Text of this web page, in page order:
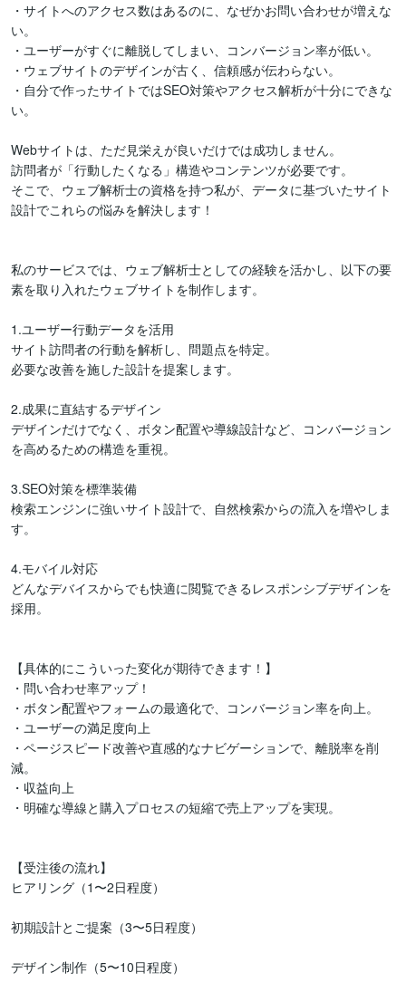
・サイトへのアクセス数はあるのに、なぜかお問い合わせが増えな
い。
・ユーザーがすぐに離脱してしまい、コンバージョン率が低い。
・ウェブサイトのデザインが古く、信頼感が伝わらない。
・自分で作ったサイトではSEO対策やアクセス解析が十分にできな
い。
Webサイトは、ただ見栄えが良いだけでは成功しません。
訪問者が「行動したくなる」構造やコンテンツが必要です。
そこで、ウェブ解析士の資格を持つ私が、データに基づいたサイト
設計でこれらの悩みを解決します！
私のサービスでは、ウェブ解析士としての経験を活かし、以下の要
素を取り入れたウェブサイトを制作します。
1.ユーザー行動データを活用
サイト訪問者の行動を解析し、問題点を特定。
必要な改善を施した設計を提案します。
2.成果に直結するデザイン
デザインだけでなく、ボタン配置や導線設計など、コンバージョン
を高めるための構造を重視。
3.SEO対策を標準装備
検索エンジンに強いサイト設計で、自然検索からの流入を増やしま
す。
4.モバイル対応
どんなデバイスからでも快適に閲覧できるレスポンシブデザインを
採用。
【具体的にこういった変化が期待できます！】
・問い合わせ率アップ！
・ボタン配置やフォームの最適化で、コンバージョン率を向上。
・ユーザーの満足度向上
・ページスピード改善や直感的なナビゲーションで、離脱率を削
減。
・収益向上
・明確な導線と購入プロセスの短縮で売上アップを実現。
【受注後の流れ】
ヒアリング（1〜2日程度）
初期設計とご提案（3〜5日程度）
デザイン制作（5〜10日程度）